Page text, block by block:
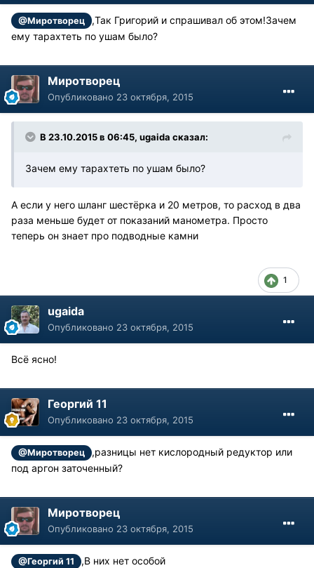
@Миротворец
,Так Григорий и спрашивал об этом!Зачем
ему тарахтеть по ушам было?
Миротворец
Опубликовано 23 октября, 2015
В 23.10.2015 в 06:45, ugaida сказал:
Зачем ему тарахтеть по ушам было?
А если у него шланг шестёрка и 20 метров, то расход в два
раза меньше будет от показаний манометра. Просто
теперь он знает про подводные камни
1
ugaida
Опубликовано 23 октября, 2015
Всё ясно!
Георгий 11
Опубликовано 23 октября, 2015
@Миротворец
,разницы нет кислородный редуктор или
под аргон заточенный?
Миротворец
Опубликовано 23 октября, 2015
@Георгий 11
,В них нет особой